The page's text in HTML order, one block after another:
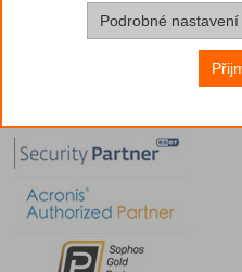
Podrobné nastavení